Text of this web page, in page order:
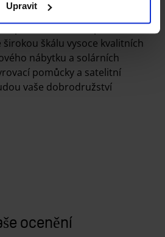
Upravit
„Camping-Kaufhaus“
po čem vaše kempinkové
škálu vysoce kvalitních
nábytku a solárních
pomůcky a satelitní
vaše dobrodružství
ocenění